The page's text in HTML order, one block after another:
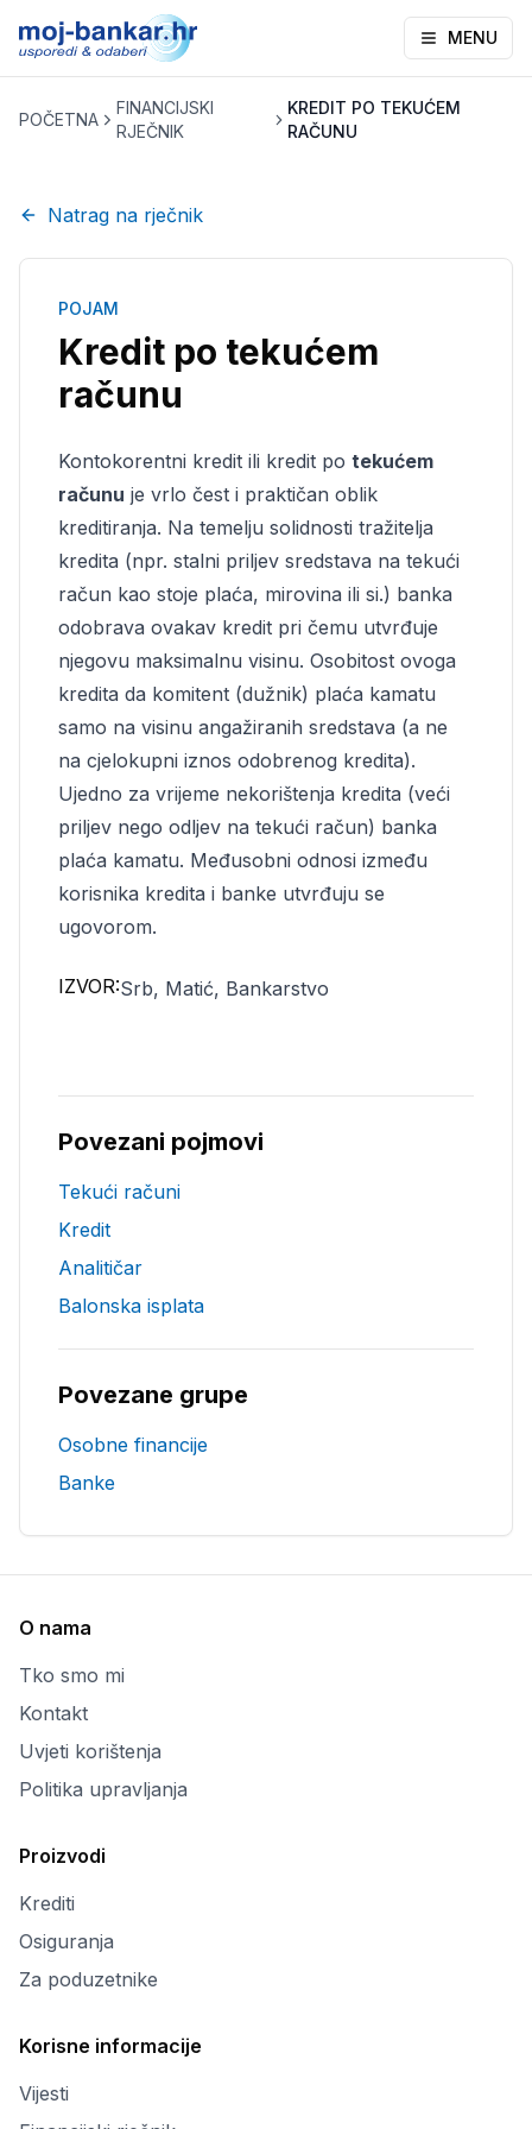
MENU
POČETNA
FINANCIJSKI
RJEČNIK
KREDIT PO TEKUĆEM
RAČUNU
Natrag na rječnik
POJAM
Kredit po tekućem
računu
Kontokorentni kredit ili kredit po tekućem
računu je vrlo čest i praktičan oblik
kreditiranja. Na temelju solidnosti tražitelja
kredita (npr. stalni priljev sredstava na tekući
račun kao stoje plaća, mirovina ili si.) banka
odobrava ovakav kredit pri čemu utvrđuje
njegovu maksimalnu visinu. Osobitost ovoga
kredita da komitent (dužnik) plaća kamatu
samo na visinu angažiranih sredstava (a ne
na cjelokupni iznos odobrenog kredita).
Ujedno za vrijeme nekorištenja kredita (veći
priljev nego odljev na tekući račun) banka
plaća kamatu. Međusobni odnosi između
korisnika kredita i banke utvrđuju se
ugovorom.
IZVOR:Srb, Matić, Bankarstvo
Povezani pojmovi
Tekući računi
Kredit
Analitičar
Balonska isplata
Povezane grupe
Osobne financije
Banke
O nama
Tko smo mi
Kontakt
Uvjeti korištenja
Politika upravljanja
Proizvodi
Krediti
Osiguranja
Za poduzetnike
Korisne informacije
Vijesti